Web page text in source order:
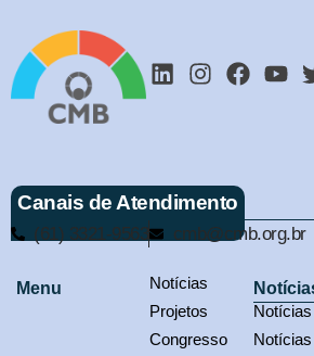
Canais de Atendimento
(61) 3321-9563 cmb@cmb.org.br
Menu
Notícias
Projetos
Congresso